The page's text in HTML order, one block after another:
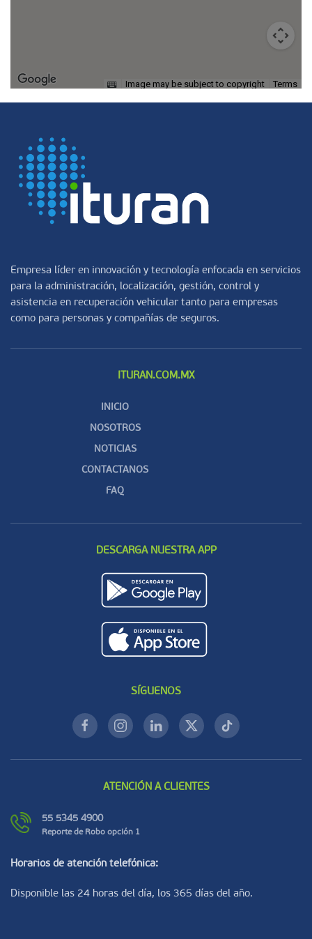
Image may be subject to copyright Terms
Empresa líder en innovación y tecnología enfocada en servicios
para la administración, localización, gestión, control y
asistencia en recuperación vehicular tanto para empresas
como para personas y compañías de seguros.
ITURAN.COM.MX
INICIO
NOSOTROS
NOTICIAS
CONTACTANOS
FAQ
DESCARGA NUESTRA APP
SÍGUENOS
ATENCIÓN A CLIENTES
55 5345 4900
Reporte de Robo opción 1
Horarios de atención telefónica:
Disponible las 24 horas del día, los 365 días del año.